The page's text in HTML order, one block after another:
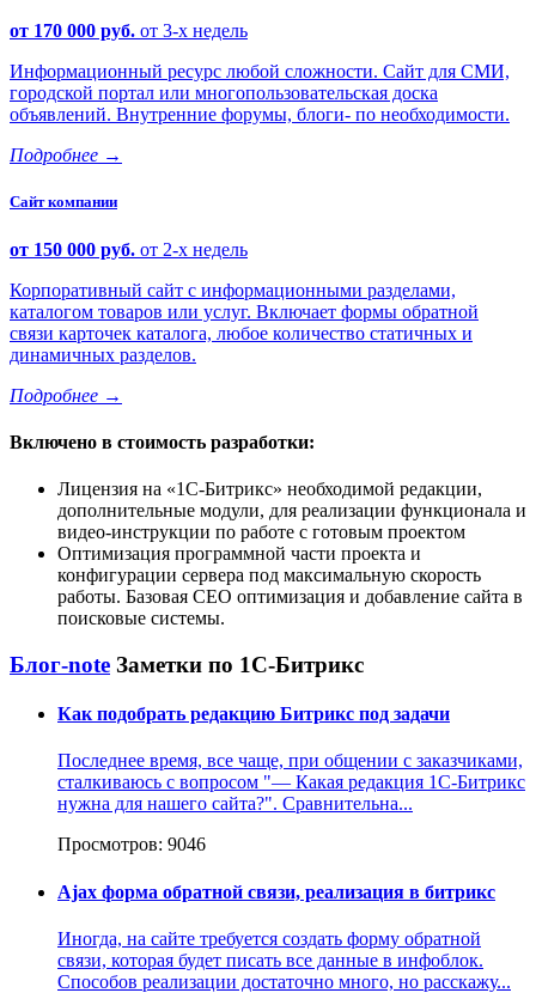
от 170 000 руб. от 3-х недель
Информационный ресурс любой сложности. Сайт для СМИ,
городской портал или многопользовательская доска
объявлений. Внутренние форумы, блоги- по необходимости.
Подробнее →
Сайт компании
от 150 000 руб. от 2-х недель
Корпоративный сайт с информационными разделами,
каталогом товаров или услуг. Включает формы обратной
связи карточек каталога, любое количество статичных и
динамичных разделов.
Подробнее →
Включено в стоимость разработки:
Лицензия на 1С-Битрикс
необходимой редакции,
дополнительные модули, для реализации функционала и
видео-инструкции по работе с готовым проектом
Оптимизация программной части проекта и
конфигурации сервера под максимальную скорость
работы. Базовая СЕО оптимизация и добавление сайта в
поисковые системы.
Блог-note Заметки по 1С-Битрикс
Как подобрать редакцию Битрикс под задачи
Последнее время, все чаще, при общении с заказчиками,
сталкиваюсь с вопросом "— Какая редакция 1С-Битрикс
нужна для нашего сайта?". Сравнительна...
Просмотров: 9046
Ajax форма обратной связи, реализация в битрикс
Иногда, на сайте требуется создать форму обратной
связи, которая будет писать все данные в инфоблок.
Способов реализации достаточно много, но расcкажу...